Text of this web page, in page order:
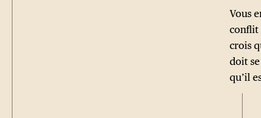
Vous
conflit
crois
doit
qu’il